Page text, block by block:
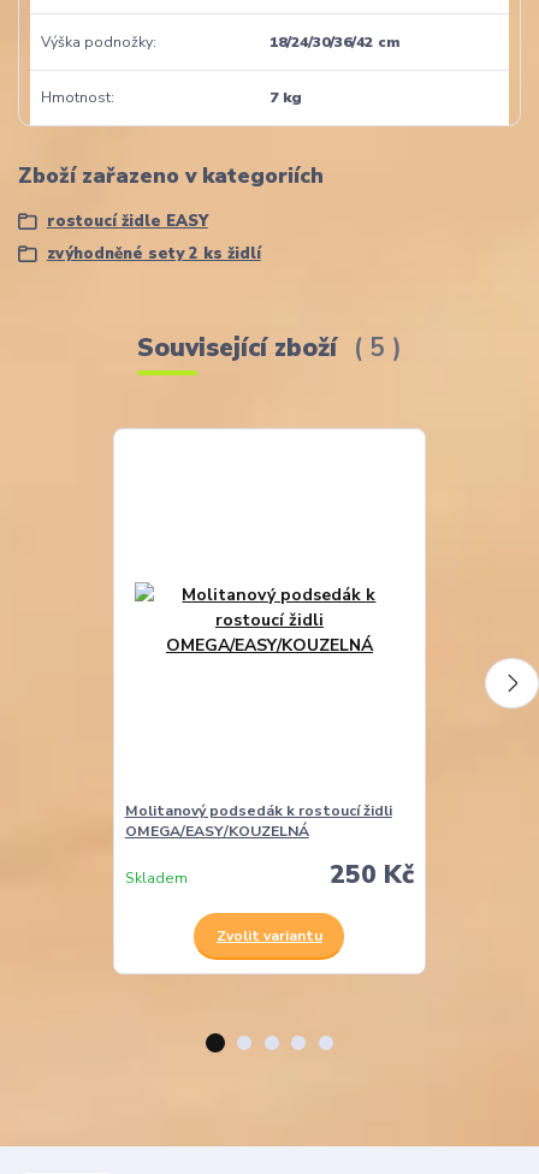
Výška podnožky 18/24/30/36/42 cm
Hmotnost 7 kg
Zboží zařazeno v kategoriích
rostoucí židle EASY
zvýhodněné sety 2 ks židlí
Související zboží 5
Molitanový podsedák k rostoucí židli
OMEGA/EASY/KOUZELNÁ
250 Kč
Skladem
Zvolit variantu